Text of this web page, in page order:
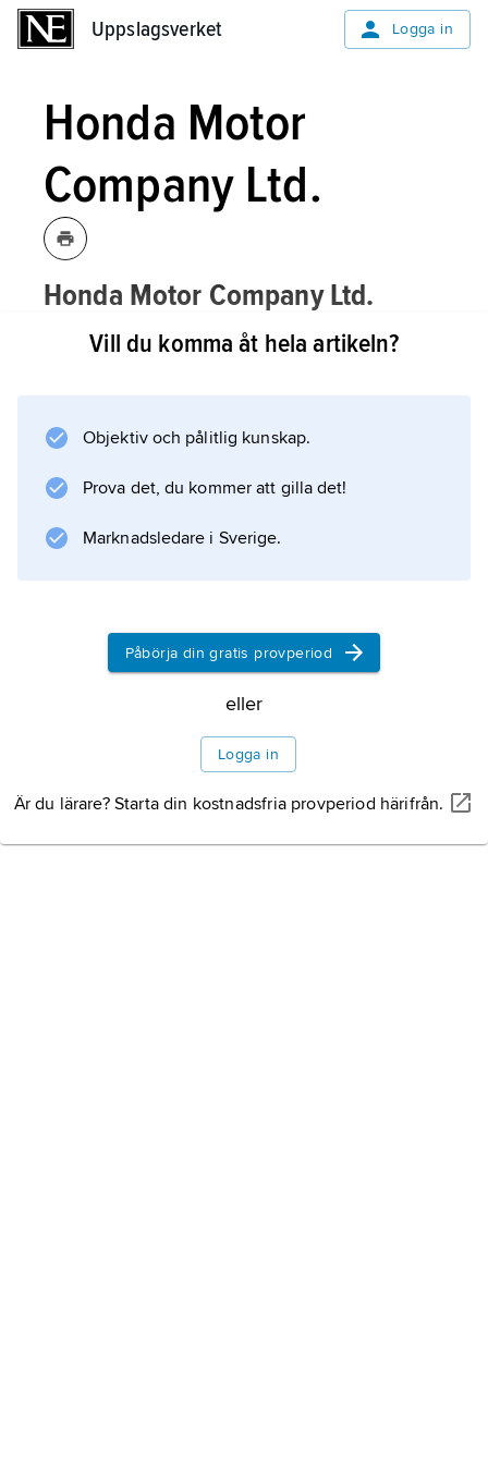
Uppslagsverket Logga in
Honda Motor
Company Ltd.
Honda Motor Company Ltd.
[hɔʹndə mə təkɐʹmpəni liʹmitid],Tokyo,
Honda grundades 1948 av Soichiro Honda
(1907–91) och producerade redan 1959
världens mest sålda motorcykelmodell.
Personbilstillverkningen startades 1962 med
Information om artikeln
Vill du komma åt hela artikeln?
Objektiv och pålitlig kunskap.
Prova det, du kommer att gilla det!
Marknadsledare i Sverige.
Påbörja din gratis provperiod
eller
Logga in
Är du lärare? Starta din kostnadsfria provperiod härifrån.